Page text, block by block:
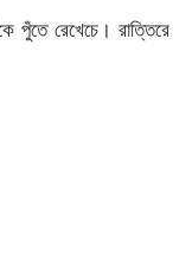
রেখেচে। রাত্তিরে